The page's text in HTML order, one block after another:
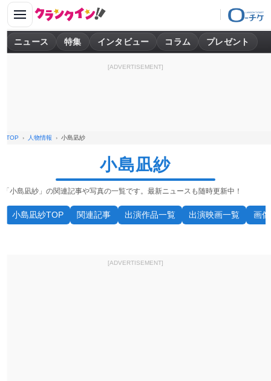
ニュース 特集 インタビュー コラム プレゼント
[ADVERTISEMENT]
TOP 人物情報 小島凪紗
小島凪紗
「小島凪紗」の関連記事や写真の一覧です。最新ニュースも随時更新中！
小島凪紗TOP 関連記事 出演作品一覧 出演映画一覧 画
[ADVERTISEMENT]